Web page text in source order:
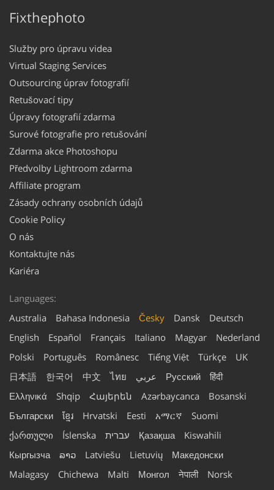
Fixthephoto
Služby pro úpravu videa
Virtual Staging Services
Outsourcing úprav fotografií
Retušovací tipy
Úpravy fotografií zdarma
Surové fotografie pro retušování
Zdarma akce Photoshopu
Předvolby Lightroom zdarma
Affiliate program
Zásady ochrany osobních údajů
Cookie Policy
O nás
Kontaktujte nás
Kariéra
Languages:
Australia
Bahasa Indonesia Česky Dansk
Deutsch
English
Español Français Italiano Magyar
Nederland
Polski
Português Românesc Tiếng Việt Türkçe
UK
日本語
한국어 中文 ไทย عربي Русский
हिंदी
Ελληνικά
Shqip Հայերեն Azərbaycanca
Bosanski
Български
ខ្មែរ Hrvatski Eesti አማርኛ
Suomi
ქართული
Íslenska עברית Қазақша
Kiswahili
Кыргызча
ລາວ Latviešu Lietuvių
Македонски
Malagasy
Chichewa Malti Монгол नेपाली
Norsk